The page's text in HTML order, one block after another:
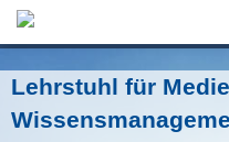
Lehrstuhl für